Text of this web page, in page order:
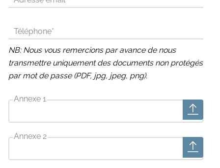
Téléphone*
NB: Nous vous remercions par avance de nous
transmettre uniquement des documents non protégés
par mot de passe (PDF, jpg, jpeg, png).
Annexe 1
Annexe 2